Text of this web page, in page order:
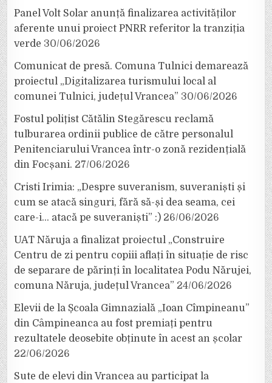
Panel Volt Solar anunță finalizarea activităților
aferente unui proiect PNRR referitor la tranziția
verde 30/06/2026
Comunicat de presă. Comuna Tulnici demarează
proiectul „Digitalizarea turismului local al
comunei Tulnici, județul Vrancea” 30/06/2026
Fostul polițist Cătălin Stegărescu reclamă
tulburarea ordinii publice de către personalul
Penitenciarului Vrancea într-o zonă rezidențială
din Focșani. 27/06/2026
Cristi Irimia: „Despre suveranism, suveraniști și
cum se atacă singuri, fără să-și dea seama, cei
care-i… atacă pe suveraniști” :) 26/06/2026
UAT Năruja a finalizat proiectul „Construire
Centru de zi pentru copiii aflați în situație de risc
de separare de părinți în localitatea Podu Nărujei,
comuna Năruja, județul Vrancea” 24/06/2026
Elevii de la Școala Gimnazială „Ioan Cîmpineanu”
din Câmpineanca au fost premiați pentru
rezultatele deosebite obținute în acest an școlar
22/06/2026
Sute de elevi din Vrancea au participat la